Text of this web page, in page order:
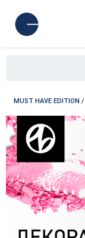
MUST HAVE EDITION /